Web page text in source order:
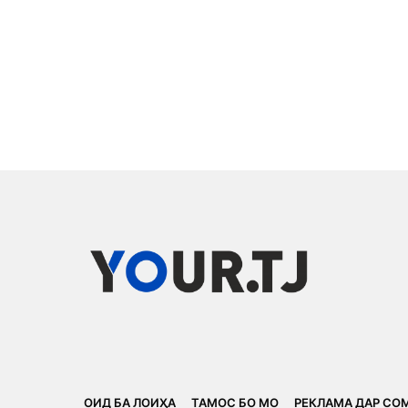
ОИД БА ЛОИҲА ТАМОС БО МО РЕКЛАМА ДАР